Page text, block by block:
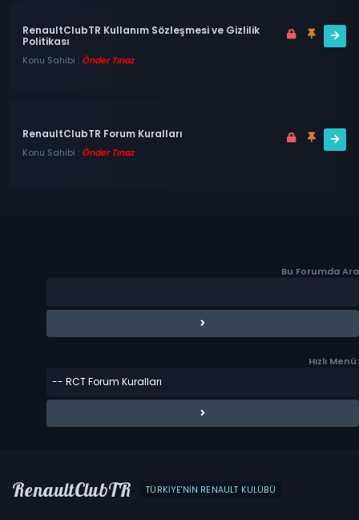
RenaultClubTR Kullanım Sözleşmesi ve Gizlilik
Politikası
Konu Sahibi : Önder Tınaz
RenaultClubTR Forum Kuralları
Konu Sahibi : Önder Tınaz
Bu Forumda Ara
Hızlı Menü:
RenaultClubTR TÜRKIYE'NIN RENAULT KULÜBÜ